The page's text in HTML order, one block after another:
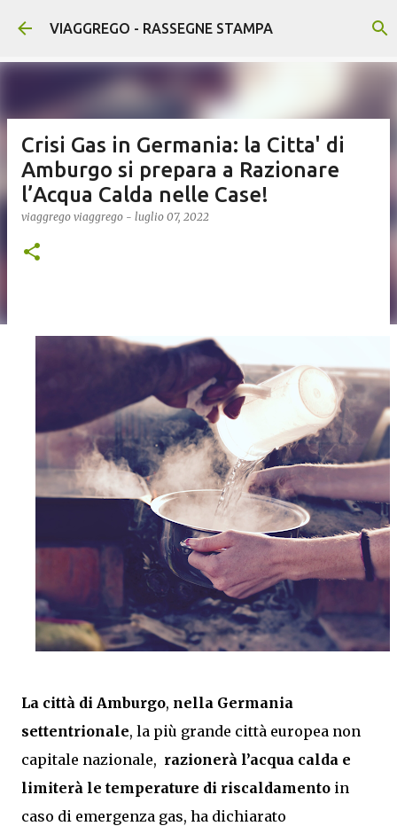
Passa ai contenuti principali
VIAGGREGO - RASSEGNE STAMPA
Crisi Gas in Germania: la Citta' di
Amburgo si prepara a Razionare
l’Acqua Calda nelle Case!
viaggrego viaggrego - luglio 07, 2022
La città di Amburgo, nella Germania
settentrionale, la più grande città europea non
capitale nazionale, razionerà l’acqua calda e
limiterà le temperature di riscaldamento in
caso di emergenza gas, ha dichiarato